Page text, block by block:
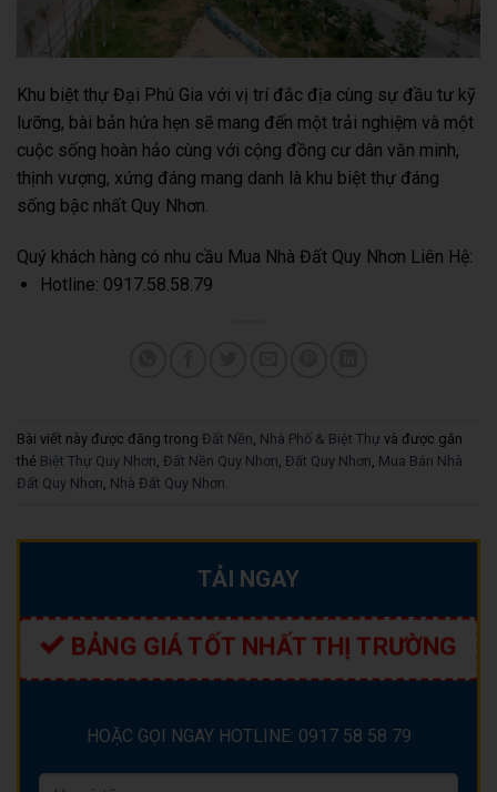
Khu biệt thự Đại Phú Gia với vị trí đắc địa cùng sự đầu tư kỹ
lưỡng, bài bản hứa hẹn sẽ mang đến một trải nghiệm và một
cuộc sống hoàn hảo cùng với cộng đồng cư dân văn minh,
thịnh vượng, xứng đáng mang danh là khu biệt thự đáng
sống bậc nhất Quy Nhơn.
Quý khách hàng có nhu cầu Mua Nhà Đất Quy Nhơn Liên Hệ:
Hotline: 0917.58.58.79
Bài viết này được đăng trong Đất Nền Nhà Phố & Biệt Thự và được gắn
thẻ Biệt Thự Quy Nhơn Đất Nền Quy Nhơn Đất Quy Nhơn Mua Bán Nhà
Đất Quy Nhơn Nhà Đất Quy Nhơn
TẢI NGAY
BẢNG GIÁ TỐT NHẤT THỊ TRƯỜNG
HOẶC GỌI NGAY HOTLINE: 0917 58 58 79